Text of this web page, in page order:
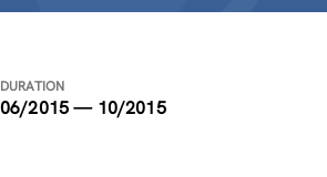
DURATION
06/2015 — 10/2015